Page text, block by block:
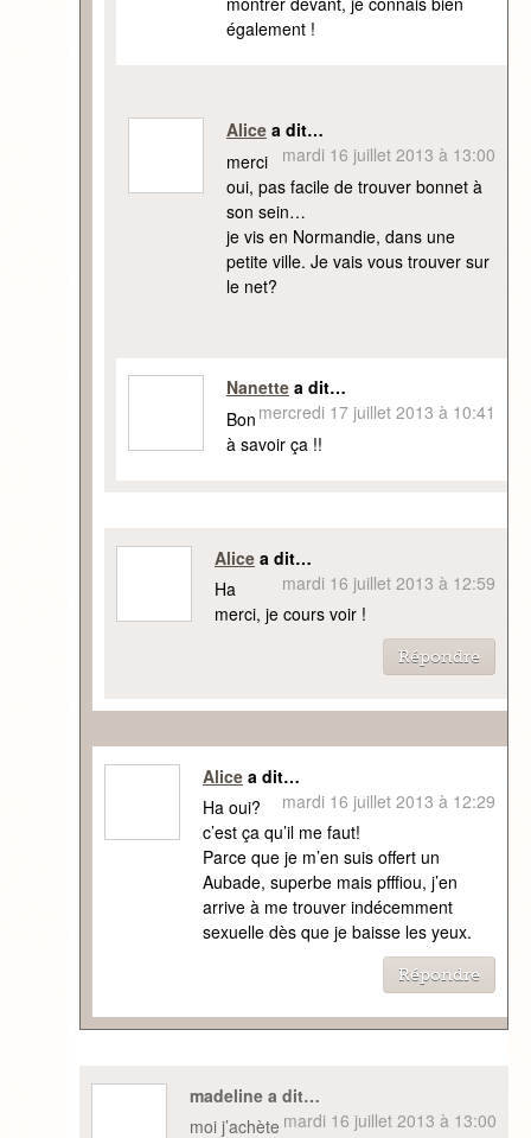
également !
Alicea dit…
mardi 16 juillet 2013 à 13:00
merci
oui, pas facile de trouver bonnet à
son sein…
je vis en Normandie, dans une
petite ville. Je vais vous trouver sur
le net?
Nanettea dit…
mercredi 17 juillet 2013 à 10:41
Bon
à savoir ça !!
Alicea dit…
mardi 16 juillet 2013 à 12:59
Ha
merci, je cours voir !
Répondre
Alicea dit…
mardi 16 juillet 2013 à 12:29
Ha oui?
c’est ça qu’il me faut!
Parce que je m’en suis offert un
Aubade, superbe mais pfffiou, j’en
arrive à me trouver indécemment
sexuelle dès que je baisse les yeux.
Répondre
madeline a dit…
mardi 16 juillet 2013 à 13:00
moi j’achète